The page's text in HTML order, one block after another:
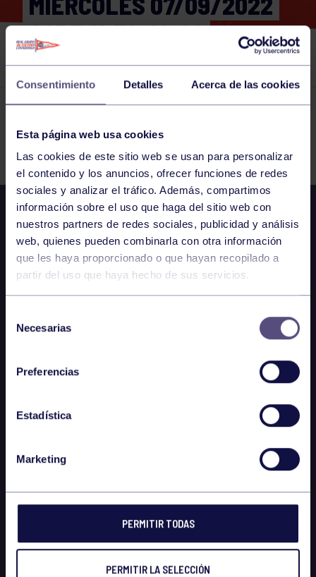
Consentimiento Detalles Acerca de las cookies
Esta página web usa cookies
Las cookies de este sitio web se usan para personalizar
el contenido y los anuncios, ofrecer funciones de redes
sociales y analizar el tráfico. Además, compartimos
información sobre el uso que haga del sitio web con
nuestros partners de redes sociales, publicidad y análisis
web, quienes pueden combinarla con otra información
que les haya proporcionado o que hayan recopilado a
partir del uso que haya hecho de sus servicios.
Necesarias
Preferencias
Estadística
Marketing
PERMITIR TODAS
PERMITIR LA SELECCIÓN
CORE 11:30-12:00
GIMNASIO